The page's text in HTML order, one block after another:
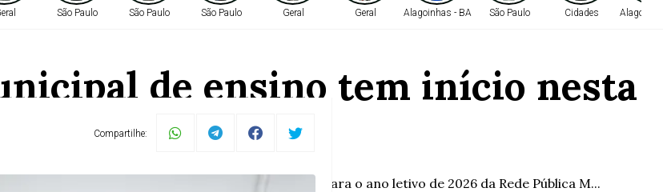
São Paulo São Paulo São Paulo Geral Geral Alagoinhas - BA São Paulo Cidades
de ensino tem início nesta
quinta-feira
de ações para o processo de matrícula para o ano letivo de 2026 da Rede Pública M...
Compartilhe: